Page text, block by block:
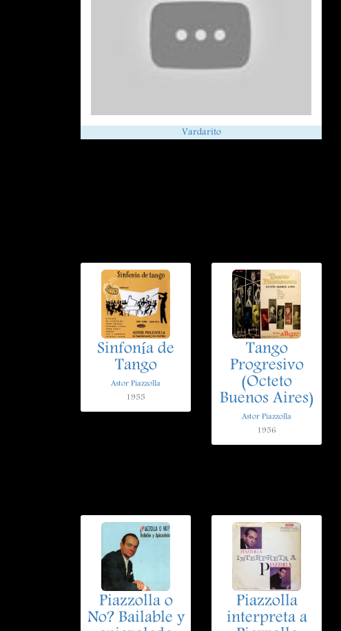
Vardarito
Sinfonía de
Tango
Astor Piazzolla
1955
Tango
Progresivo
(Octeto
Buenos Aires)
Astor Piazzolla
1956
Piazzolla o
No? Bailable y
Piazzolla
interpreta a